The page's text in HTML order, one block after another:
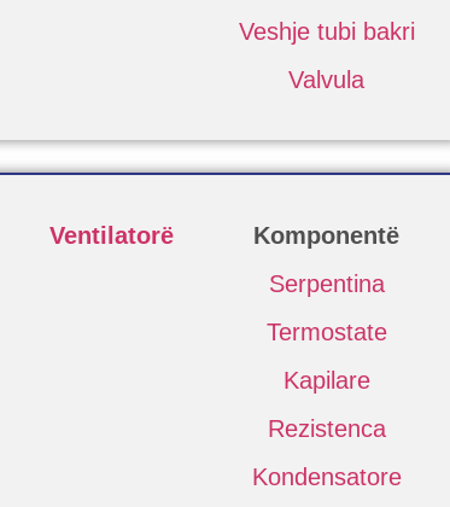
Veshje tubi bakri
Valvula
Ventilatorë
Komponentë
Serpentina
Termostate
Kapilare
Rezistenca
Kondensatore